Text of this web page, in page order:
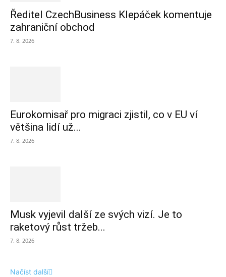
Ředitel CzechBusiness Klepáček komentuje
zahraniční obchod
7. 8. 2026
Eurokomisař pro migraci zjistil, co v EU ví
většina lidí už...
7. 8. 2026
Musk vyjevil další ze svých vizí. Je to
raketový růst tržeb...
7. 8. 2026
Načíst další